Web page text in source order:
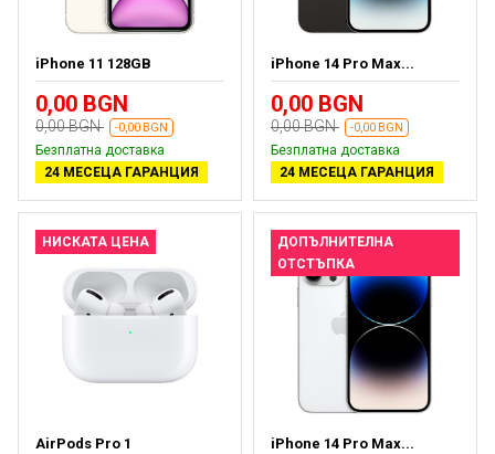
iPhone 11 128GB
0,00 BGN
0,00 BGN -0,00 BGN
Безплатна доставка
24 МЕСЕЦА ГАРАНЦИЯ
iPhone 14 Pro Max...
0,00 BGN
0,00 BGN -0,00 BGN
Безплатна доставка
24 МЕСЕЦА ГАРАНЦИЯ
НИСКАТА ЦЕНА
AirPods Pro 1
ДОПЪЛНИТЕЛНА
ОТСТЪПКА
iPhone 14 Pro Max...